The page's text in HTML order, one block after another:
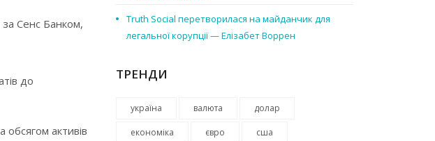
Сенс Банком,
до
обсягом активів
Truth Social перетворилася на майданчик для
легальної корупції — Елізабет Воррен
ТРЕНДИ
україна валюта долар
економіка євро сша